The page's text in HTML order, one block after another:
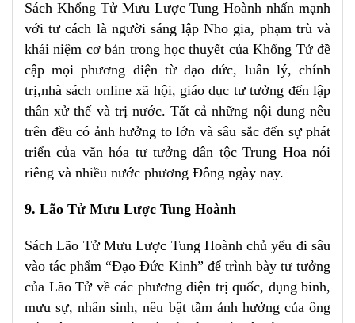
Sách Khổng Tử Mưu Lược Tung Hoành nhấn mạnh
với tư cách là người sáng lập Nho gia, phạm trù và
khái niệm cơ bản trong học thuyết của Khổng Tử đề
cập mọi phương diện từ đạo đức, luân lý, chính
trị,nhà sách online xã hội, giáo dục tư tưởng đến lập
thân xử thế và trị nước. Tất cả những nội dung nêu
trên đều có ảnh hưởng to lớn và sâu sắc đến sự phát
triển của văn hóa tư tưởng dân tộc Trung Hoa nói
riêng và nhiều nước phương Đông ngày nay.
9. Lão Tử Mưu Lược Tung Hoành
Sách Lão Tử Mưu Lược Tung Hoành chủ yếu đi sâu
vào tác phẩm “Đạo Đức Kinh” để trình bày tư tưởng
của Lão Tử về các phương diện trị quốc, dụng binh,
mưu sự, nhân sinh, nêu bật tầm ảnh hưởng của ông